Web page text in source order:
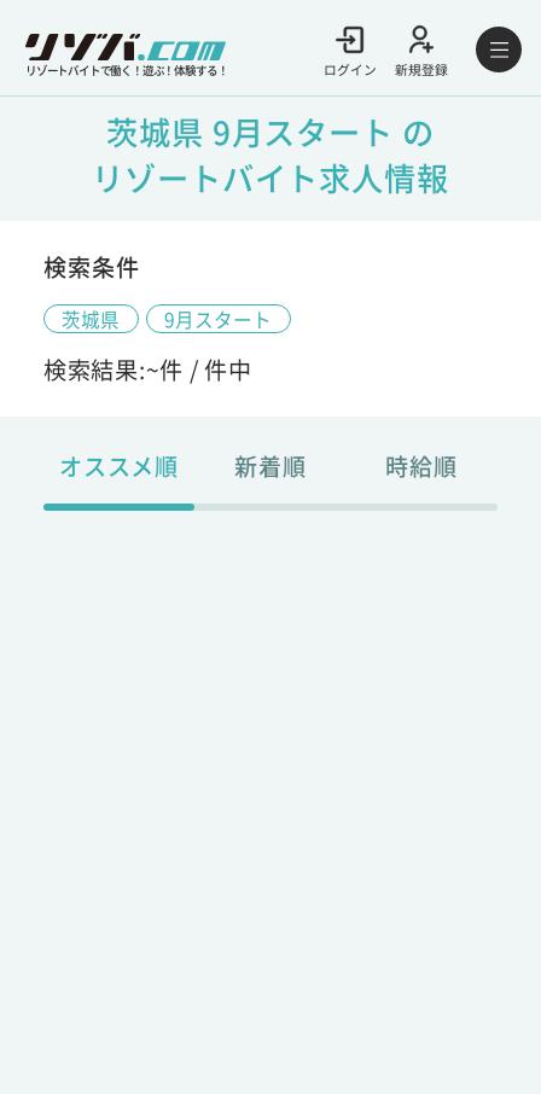
リゾートバイトで働く！遊ぶ！体験する！ ログイン 新規登録
茨城県 9月スタート の
リゾートバイト求人情報
検索条件
茨城県 9月スタート
検索結果:~件 /件中
オススメ順 新着順 時給順